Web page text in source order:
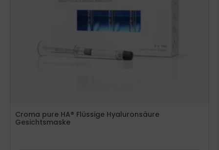
Croma pure HA® Flüssige Hyaluronsäure
Gesichtsmaske